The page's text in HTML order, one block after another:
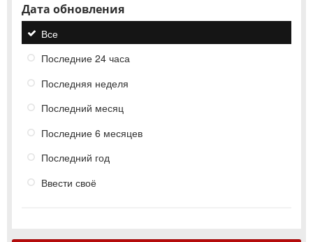
Дата обновления
Все
Последние 24 часа
Последняя неделя
Последний месяц
Последние 6 месяцев
Последний год
Ввести своё